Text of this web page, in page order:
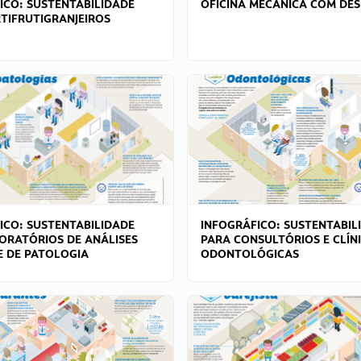
SUSTENTABILIDADE
OFICINA MECÂNICA COM
SUSTENTABILIDADE
DE ANÁLISES
DE PATOLOGIA
INFOGRÁFICO:
PARA CONSULTÓRIOS E
ODONTOLÓGICAS